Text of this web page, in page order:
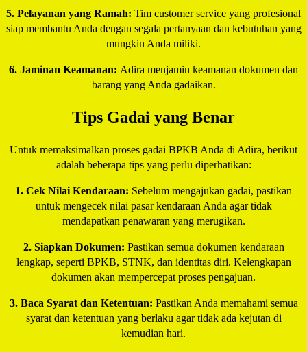
5. Pelayanan yang Ramah: Tim customer service yang profesional
siap membantu Anda dengan segala pertanyaan dan kebutuhan yang
mungkin Anda miliki.
6. Jaminan Keamanan: Adira menjamin keamanan dokumen dan
barang yang Anda gadaikan.
Tips Gadai yang Benar
Untuk memaksimalkan proses gadai BPKB Anda di Adira, berikut
adalah beberapa tips yang perlu diperhatikan:
1. Cek Nilai Kendaraan: Sebelum mengajukan gadai, pastikan
untuk mengecek nilai pasar kendaraan Anda agar tidak
mendapatkan penawaran yang merugikan.
2. Siapkan Dokumen: Pastikan semua dokumen kendaraan
lengkap, seperti BPKB, STNK, dan identitas diri. Kelengkapan
dokumen akan mempercepat proses pengajuan.
3. Baca Syarat dan Ketentuan: Pastikan Anda memahami semua
syarat dan ketentuan yang berlaku agar tidak ada kejutan di
kemudian hari.